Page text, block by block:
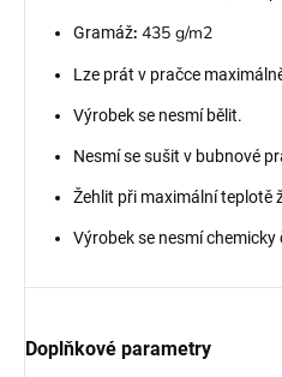
Gramáž: 435 g/m2
Lze prát v pračce
Výrobek se nesmí bělit.
Nesmí se sušit v bubnové
Žehlit při maximální teplotě
Výrobek se nesmí chemicky
Doplňkové parametry